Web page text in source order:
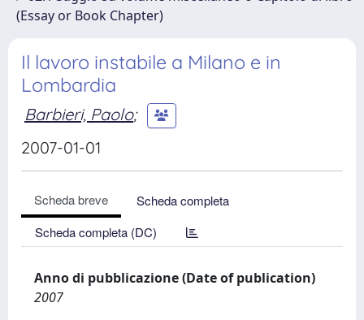
(Essay or Book Chapter)
Il lavoro instabile a Milano e in
Lombardia
Barbieri, Paolo;
2007-01-01
Scheda breve
Scheda completa
Scheda completa (DC)
Anno di pubblicazione (Date of publication)
2007